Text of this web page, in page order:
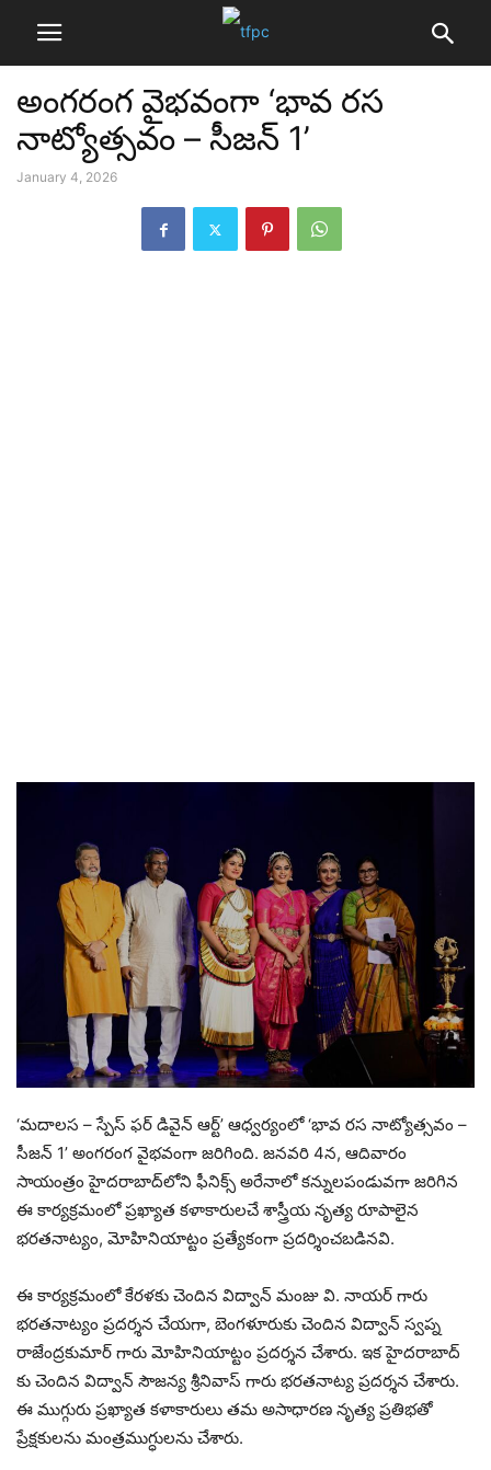
అంగరంగ వైభవంగా ‘భావ రస
నాట్యోత్సవం – సీజన్ 1’
January 4, 2026
‘మదాలస – స్పేస్ ఫర్ డివైన్ ఆర్ట్’ ఆధ్వర్యంలో ‘భావ రస నాట్యోత్సవం –
సీజన్ 1’ అంగరంగ వైభవంగా జరిగింది. జనవరి 4న, ఆదివారం
సాయంత్రం హైదరాబాద్‌లోని ఫీనిక్స్ అరేనాలో కన్నులపండువగా జరిగిన
ఈ కార్యక్రమంలో ప్రఖ్యాత కళాకారులచే శాస్త్రీయ నృత్య రూపాలైన
భరతనాట్యం, మోహినియాట్టం ప్రత్యేకంగా ప్రదర్శించబడినవి.
ఈ కార్యక్రమంలో కేరళకు చెందిన విద్వాన్ మంజు వి. నాయర్ గారు
భరతనాట్యం ప్రదర్శన చేయగా, బెంగళూరుకు చెందిన విద్వాన్ స్వప్న
రాజేంద్రకుమార్ గారు మోహినియాట్టం ప్రదర్శన చేశారు. ఇక హైదరాబాద్
కు చెందిన విద్వాన్ సౌజన్య శ్రీనివాస్ గారు భరతనాట్య ప్రదర్శన చేశారు.
ఈ ముగ్గురు ప్రఖ్యాత కళాకారులు తమ అసాధారణ నృత్య ప్రతిభతో
ప్రేక్షకులను మంత్రముగ్ధులను చేశారు.